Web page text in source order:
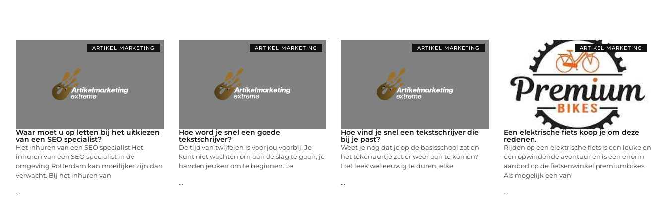
ARTIKEL MARKETING
Waar moet u op letten bij het uitkiezen
van een SEO specialist?
Het inhuren van een SEO specialist Het
inhuren van een SEO specialist in de
omgeving Rotterdam kan moeilijker zijn dan
verwacht. Bij het inhuren van
...
ARTIKEL MARKETING
Hoe word je snel een goede
tekstschrijver?
De tijd van twijfelen is voor jou voorbij. Je
kunt niet wachten om aan de slag te gaan, je
handen jeuken om te beginnen. Je
...
ARTIKEL MARKETING
Hoe vind je snel een tekstschrijver die
bij je past?
Weet je nog dat je op de basisschool zat en
het tekenuurtje zat er weer aan te komen?
Het leek wel eeuwig te duren, elke
...
ARTIKEL MARKETING
Een elektrische fiets koop je om deze
redenen.
Rijden op een elektrische fiets is een leuke en
een opwindende avontuur en is een enorm
aanbod op de fietsenwinkel premiumbikes.
Als mogelijk een van
...